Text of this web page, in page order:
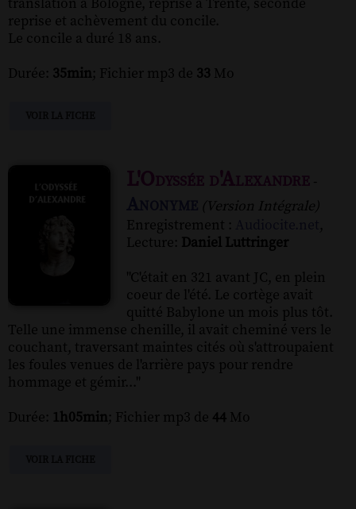
translation à Bologne, reprise à Trente, seconde
reprise et achèvement du concile.
Le concile a duré 18 ans.
Durée: 35min; Fichier mp3 de 33 Mo
L'Odyssée d'Alexandre -
(Version Intégrale)
Enregistrement :
,
Lecture: Daniel Luttringer
"C'était en 321 avant JC, en plein
coeur de l'été. Le cortège avait
quitté Babylone un mois plus tôt.
Telle une immense chenille, il avait cheminé vers le
couchant, traversant maintes cités où s'attroupaient
les foules venues de l'arrière pays pour rendre
hommage et gémir..."
Durée: 1h05min; Fichier mp3 de 44 Mo